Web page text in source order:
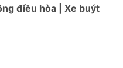
điều hòa | Xe buýt